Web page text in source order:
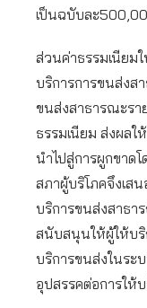
เป็นฉบับละ
ส่วนค่าธรรมเนียม
บริการการขนส่งส
ขนส่งสาธารณะรา
ธรรมเนียม ส่งผลใ
นำไปสู่การผูกขาด
สภาผู้บริโภคจึงเส
บริการขนส่งสาธา
สนับสนุนให้ผู้ให้บริ
บริการขนส่งในระ
อุปสรรคต่อการให้